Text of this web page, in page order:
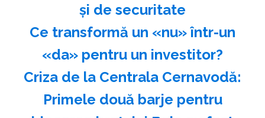
şi de securitate
Ce transformă un «nu» într-un
«da» pentru un investitor?
Criza de la Centrala Cernavodă:
Primele două barje pentru